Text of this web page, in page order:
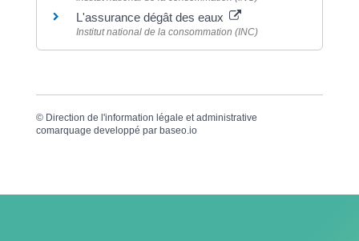
L'assurance dégât des eaux
Institut national de la consommation (INC)
© Direction de l'information légale et administrative
comarquage developpé par baseo.io